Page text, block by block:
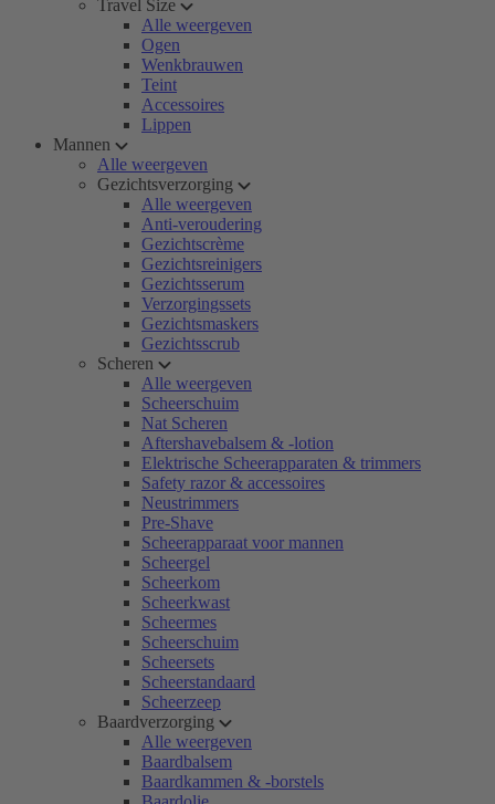
Travel Size
Alle weergeven
Ogen
Wenkbrauwen
Teint
Accessoires
Lippen
Mannen
Alle weergeven
Gezichtsverzorging
Alle weergeven
Anti-veroudering
Gezichtscrème
Gezichtsreinigers
Gezichtsserum
Verzorgingssets
Gezichtsmaskers
Gezichtsscrub
Scheren
Alle weergeven
Scheerschuim
Nat Scheren
Aftershavebalsem & -lotion
Elektrische Scheerapparaten & trimmers
Safety razor & accessoires
Neustrimmers
Pre-Shave
Scheerapparaat voor mannen
Scheergel
Scheerkom
Scheerkwast
Scheermes
Scheerschuim
Scheersets
Scheerstandaard
Scheerzeep
Baardverzorging
Alle weergeven
Baardbalsem
Baardkammen & -borstels